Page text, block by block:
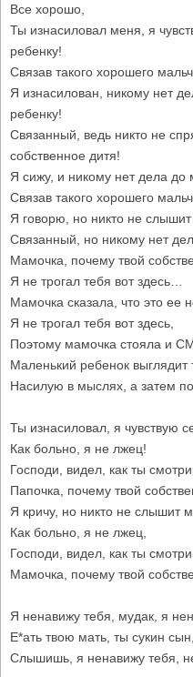
Все хорошо,
Ты изнасиловал меня, я
ребенку!
Связав такого хорошего
Я изнасилован, никому нет
ребенку!
Связанный, ведь никто не
собственное дитя!
Я сижу, и никому нет дела до
Связав такого хорошего
Я говорю, но никто не
Связанный, но никому нет
Мамочка, почему твой
Я не трогал тебя вот здесь…
Мамочка сказала, что это ее
Я не трогал тебя вот здесь,
Поэтому мамочка стояла и
Маленький ребенок выглядит
Насилую в мыслях, а затем
Ты изнасиловал, я чувствую
Как больно, я не лжец!
Господи, видел, как ты
Папочка, почему твой
Я кричу, но никто не слышит
Как больно, я не лжец,
Господи, видел, как ты
Мамочка, почему твой
Я ненавижу тебя, мудак, я
Е*ать твою мать, ты сукин
Слышишь, я ненавижу тебя,